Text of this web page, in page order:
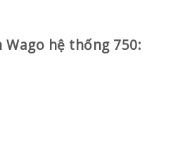
hệ thống 750: